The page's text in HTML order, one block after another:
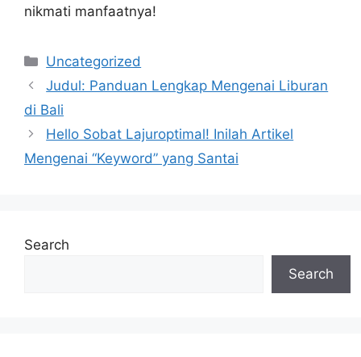
nikmati manfaatnya!
Categories
Uncategorized
Judul: Panduan Lengkap Mengenai Liburan
di Bali
Hello Sobat Lajuroptimal! Inilah Artikel
Mengenai “Keyword” yang Santai
Search
Search